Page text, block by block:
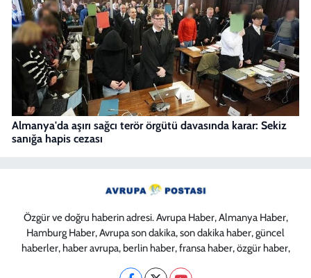
Almanya'da aşırı sağcı terör örgütü davasında karar: Sekiz
sanığa hapis cezası
Özgür ve doğru haberin adresi. Avrupa Haber, Almanya Haber,
Hamburg Haber, Avrupa son dakika, son dakika haber, güncel
haberler, haber avrupa, berlin haber, fransa haber, özgür haber,